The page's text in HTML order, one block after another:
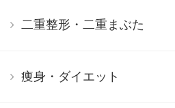
二重整形・二重まぶた
痩身・ダイエット